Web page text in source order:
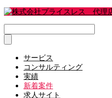
サービス
コンサルティング
実績
新着案件
求人サイト